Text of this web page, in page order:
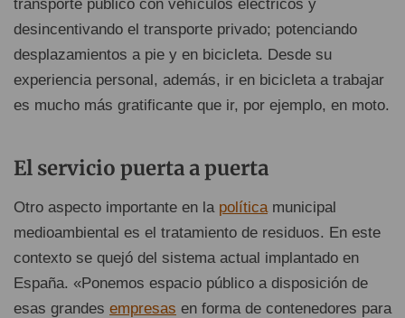
transporte público con vehículos eléctricos y
desincentivando el transporte privado; potenciando
desplazamientos a pie y en bicicleta. Desde su
experiencia personal, además, ir en bicicleta a trabajar
es mucho más gratificante que ir, por ejemplo, en moto.
El servicio puerta a puerta
Otro aspecto importante en la política municipal
medioambiental es el tratamiento de residuos. En este
contexto se quejó del sistema actual implantado en
España. «Ponemos espacio público a disposición de
esas grandes empresas en forma de contenedores para